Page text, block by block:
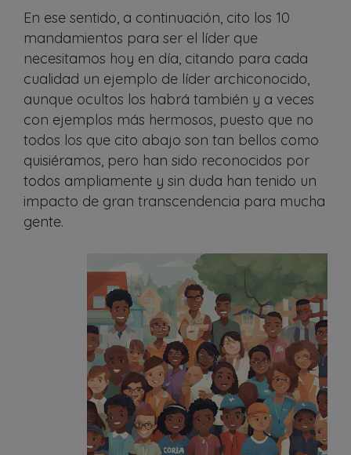
En ese sentido, a continuación, cito los 10
mandamientos para ser el líder que
necesitamos hoy en día, citando para cada
cualidad un ejemplo de líder archiconocido,
aunque ocultos los habrá también y a veces
con ejemplos más hermosos, puesto que no
todos los que cito abajo son tan bellos como
quisiéramos, pero han sido reconocidos por
todos ampliamente y sin duda han tenido un
impacto de gran transcendencia para mucha
gente.